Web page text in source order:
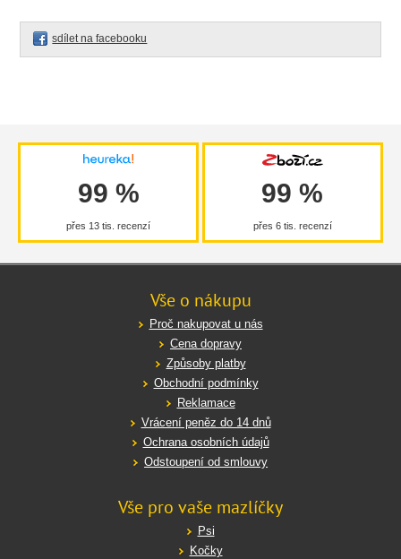
sdílet na facebooku
99 %
přes 13 tis. recenzí
99 %
přes 6 tis. recenzí
Vše o nákupu
Proč nakupovat u nás
Cena dopravy
Způsoby platby
Obchodní podmínky
Reklamace
Vrácení peněz do 14 dnů
Ochrana osobních údajů
Odstoupení od smlouvy
Vše pro vaše mazlíčky
Psi
Kočky